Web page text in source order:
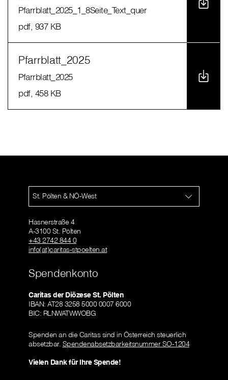
Pfarrblatt_2025_1_8Seite_Text_quer
pdf, 937 KB
Pfarrblatt_2025
Pfarrblatt_2025
pdf, 458 KB
St. Pölten & NÖ-West
Hasnerstraße 4
A-3100 St. Pölten
+43 2742 844 0
info(at)caritas-stpoelten.at
Spendenkonto
Caritas der Diözese St. Pölten
IBAN: AT28 3258 5000 0007 6000
BIC: RLNWATWWOBG
Spenden an die Caritas sind in Österreich steuerlich
absetzbar. Spendenabsetzbarkeitsnummer SO-1204
Vielen Dank für Ihre Spende!